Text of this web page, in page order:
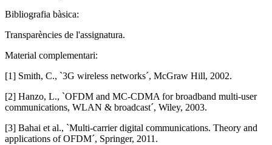
Bibliografia bàsica:
Transparències de l'assignatura.
Material complementari:
[1] Smith, C., `3G wireless networks´, McGraw Hill, 2002.
[2] Hanzo, L., `OFDM and MC-CDMA for broadband multi-user
communications, WLAN & broadcast´, Wiley, 2003.
[3] Bahai et al., `Multi-carrier digital communications. Theory and
applications of OFDM´, Springer, 2011.